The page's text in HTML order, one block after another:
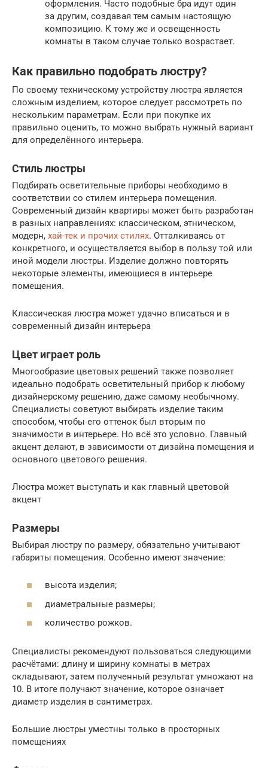
оформления. Часто подобные бра идут один
за другим, создавая тем самым настоящую
композицию. К тому же и освещенность
комнаты в таком случае только возрастает.
Как правильно подобрать люстру?
По своему техническому устройству люстра является
сложным изделием, которое следует рассмотреть по
нескольким параметрам. Если при покупке их
правильно оценить, то можно выбрать нужный вариант
для определённого интерьера.
Стиль люстры
Подбирать осветительные приборы необходимо в
соответствии со стилем интерьера помещения.
Современный дизайн квартиры может быть разработан
в разных направлениях: классическом, этническом,
модерн, хай-тек и прочих стилях. Отталкиваясь от
конкретного, и осуществляется выбор в пользу той или
иной модели люстры. Изделие должно повторять
некоторые элементы, имеющиеся в интерьере
помещения.
Классическая люстра может удачно вписаться и в
современный дизайн интерьера
Цвет играет роль
Многообразие цветовых решений также позволяет
идеально подобрать осветительный прибор к любому
дизайнерскому решению, даже самому необычному.
Специалисты советуют выбирать изделие таким
способом, чтобы его оттенок был вторым по
значимости в интерьере. Но всё это условно. Главный
акцент делают, в зависимости от дизайна помещения и
основного цветового решения.
Люстра может выступать и как главный цветовой
акцент
Размеры
Выбирая люстру по размеру, обязательно учитывают
габариты помещения. Особенно имеют значение:
высота изделия;
диаметральные размеры;
количество рожков.
Специалисты рекомендуют пользоваться следующими
расчётами: длину и ширину комнаты в метрах
складывают, затем полученный результат умножают на
10. В итоге получают значение, которое означает
диаметр изделия в сантиметрах.
Большие люстры уместны только в просторных
помещениях